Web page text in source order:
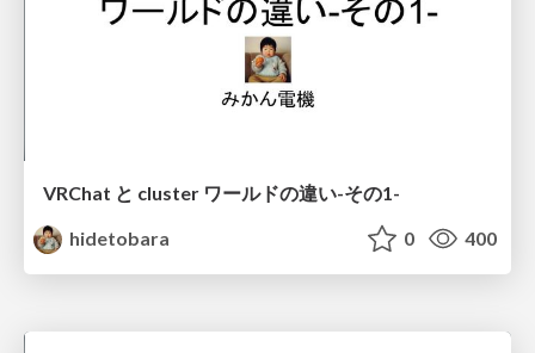
VRChat と cluster ワールドの違い-その1-
hidetobara
0 400